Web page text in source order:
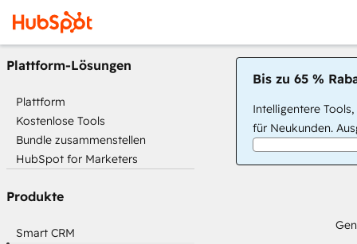
Plattform-Lösungen
Plattform
Kostenlose Tools
Bundle zusammenstellen
HubSpot for Marketers
Produkte
Smart CRM
Bis zu 65 %
Intelligentere
für Neukunden.